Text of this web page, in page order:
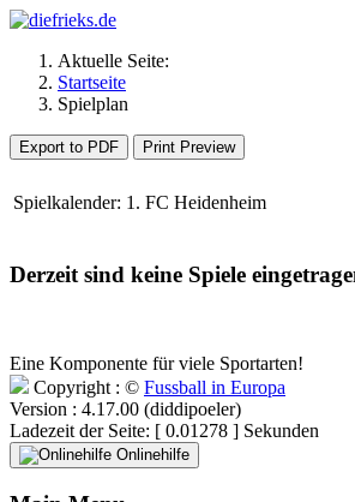
Aktuelle Seite:
Startseite
Spielplan
Export to PDF Print Preview
Spielkalender: 1. FC Heidenheim
Derzeit sind keine Spiele
Eine Komponente für viele Sportarten!
Copyright : © Fussball in Europa
Version : 4.17.00 (diddipoeler)
Ladezeit der Seite: [ 0.01278 ] Sekunden
Onlinehilfe